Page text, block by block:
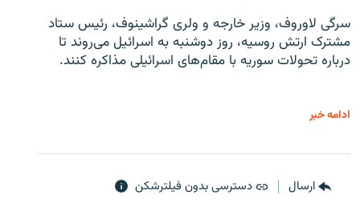
سرگی لاوروف، وزیر خارجه و ولری گراشینوف، رئیس ستاد
مشترک ارتش روسیه، روز دوشنبه به اسرائیل می‌روند تا
درباره تحولات سوریه با مقام‌های اسرائیلی مذاکره کنند.
ادامه خبر
ارسال دسترسی بدون فیلترشکن